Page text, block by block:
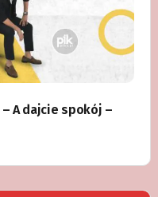
A dajcie spokój –